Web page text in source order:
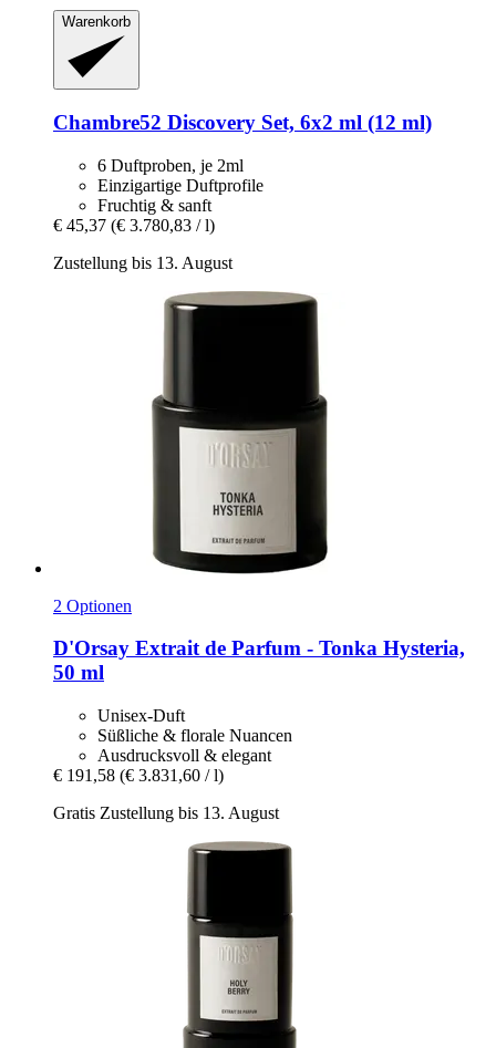
Warenkorb
Chambre52 Discovery Set, 6x2 ml (12 ml)
6 Duftproben, je 2ml
Einzigartige Duftprofile
Fruchtig & sanft
€ 45,37 (€ 3.780,83 / l)
Zustellung bis 13. August
2 Optionen
D'Orsay Extrait de Parfum -​ Tonka Hysteria,
50 ml
Unisex-Duft
Süßliche & florale Nuancen
Ausdrucksvoll & elegant
€ 191,58 (€ 3.831,60 / l)
Gratis Zustellung bis 13. August